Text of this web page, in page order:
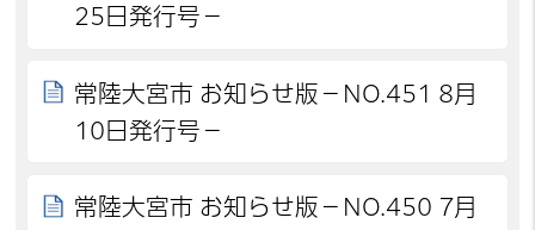
25日発行号－
常陸大宮市 お知らせ版－NO.451 8月
10日発行号－
常陸大宮市 お知らせ版－NO.450 7月